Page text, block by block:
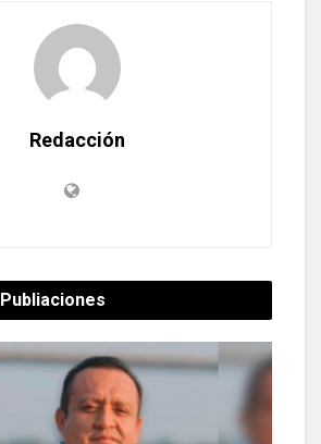
Redacción
Publiaciones